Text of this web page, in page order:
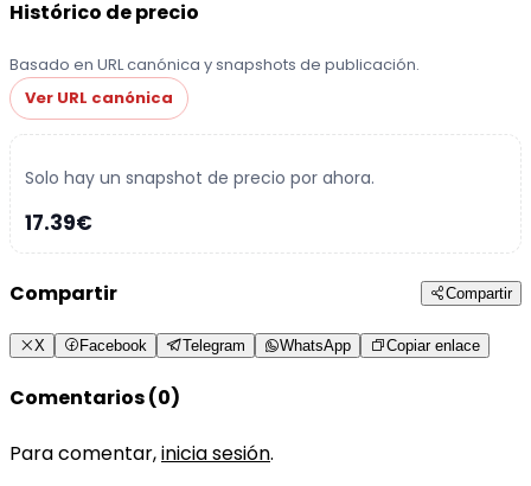
Histórico de precio
Basado en URL canónica y snapshots de publicación.
Ver URL canónica
Solo hay un snapshot de precio por ahora.
17.39€
Compartir Compartir
X Facebook Telegram WhatsApp Copiar enlace
Comentarios (0)
Para comentar,inicia sesión.